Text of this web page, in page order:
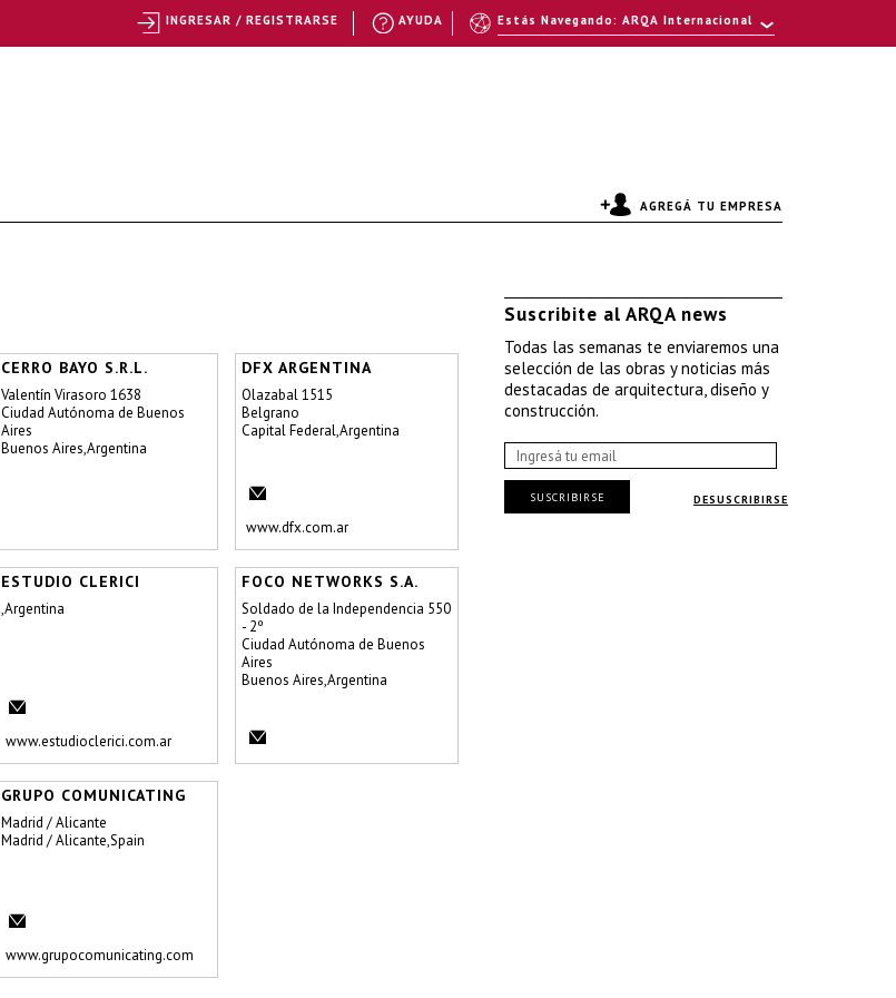
AGREGÁ TU EMPRESA
CERRO BAYO S.R.L.
Valentín Virasoro 1638
Ciudad Autónoma de Buenos
Aires
Buenos Aires,Argentina
DFX ARGENTINA
Olazabal 1515
Belgrano
Capital Federal,Argentina
www.dfx.com.ar
ESTUDIO CLERICI
,Argentina
www.estudioclerici.com.ar
FOCO NETWORKS S.A.
Soldado de la Independencia 550
- 2º
Ciudad Autónoma de Buenos
Aires
Buenos Aires,Argentina
GRUPO COMUNICATING
Madrid / Alicante
Madrid / Alicante,Spain
www.grupocomunicating.com
Suscribite al ARQA news
Todas las semanas te enviaremos una
selección de las obras y noticias más
destacadas de arquitectura, diseño y
construcción.
DESUSCRIBIRSE
SUSCRIBIRSE
Estás Navegando: ARQA Internacional
AYUDA
INGRESAR / REGISTRARSE